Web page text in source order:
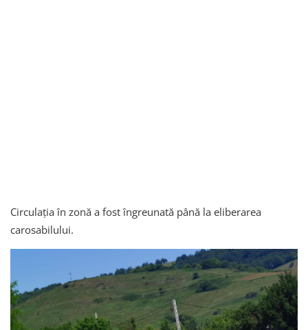
Circulația în zonă a fost îngreunată până la eliberarea
carosabilului.